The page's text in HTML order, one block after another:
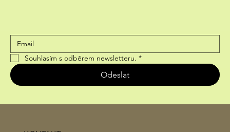
Souhlasím s odběrem newsletteru. *
Odeslat